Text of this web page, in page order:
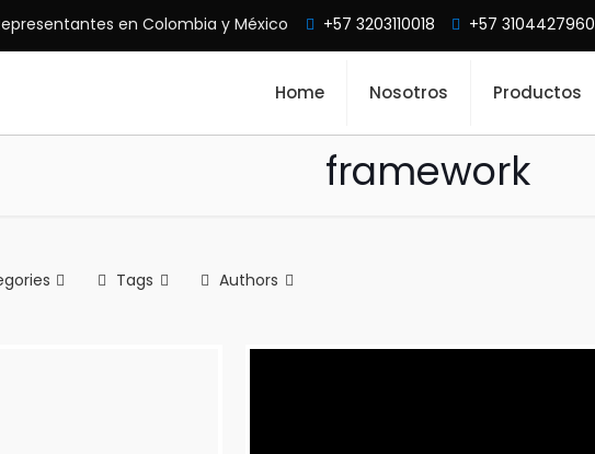
en Colombia y México +57 3203110018 +57 3104427960
Home Nosotros Productos
framework
Tags Authors